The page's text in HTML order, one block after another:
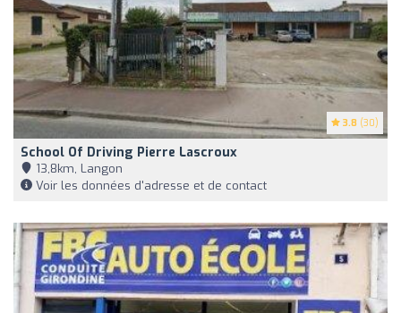
3.8 (30)
School Of Driving Pierre Lascroux
13,8km, Langon
Voir les données d'adresse et de contact